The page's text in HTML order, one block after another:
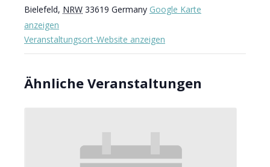
Bielefeld, NRW 33619 Germany Google Karte
anzeigen
Veranstaltungsort-Website anzeigen
Ähnliche Veranstaltungen